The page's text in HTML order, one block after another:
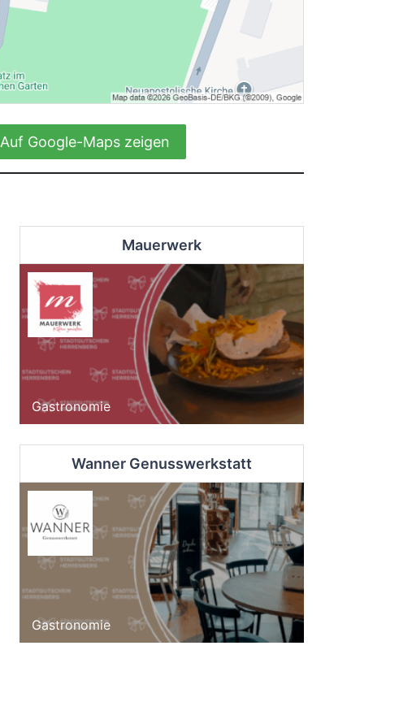
Auf Google-Maps zeigen
Mauerwerk
Gastronomie
Wanner Genusswerkstatt
Gastronomie